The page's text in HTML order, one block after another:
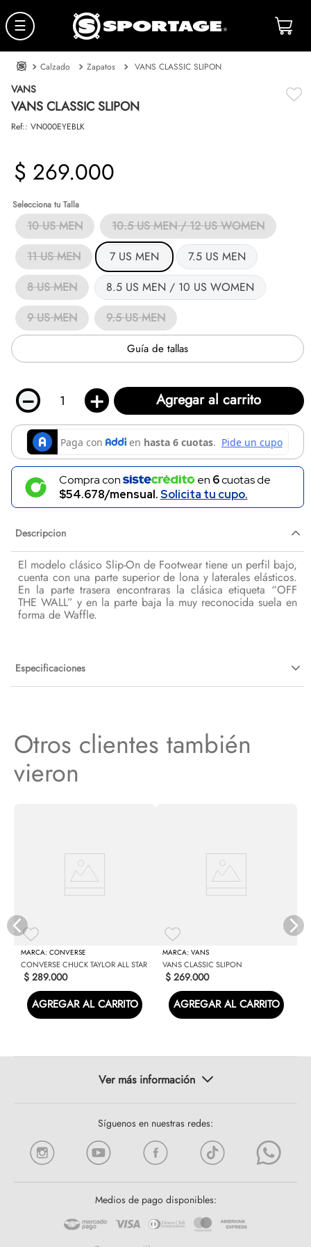
☰
Calzado Zapatos VANS CLASSIC SLIPON
VANS
VANS CLASSIC SLIPON
Ref:: VN000EYEBLK
$ 269.000
Talla
10 US MEN
10.5 US MEN / 12 US WOMEN
11 US MEN
7 US MEN
7.5 US MEN
8 US MEN
8.5 US MEN / 10 US WOMEN
9 US MEN
9.5 US MEN
Guía de tallas
＋
－ Agregar al carrito
Compra con en 6cuotas de
$54.678/mensual.Solicita tu cupo.
Descripcion
El modelo clásico Slip-On de Footwear tiene un perfil bajo,
cuenta con una parte superior de lona y laterales elásticos.
En la parte trasera encontraras la clásica etiqueta “OFF
THE WALL” y en la parte baja la muy reconocida suela en
forma de Waffle.
Especificaciones
Otros clientes también
vieron
CONVERSE
CONVERSE CHUCK TAYLOR ALL STAR
$ 289.000
AGREGAR AL CARRITO
VANS
VANS CLASSIC SLIPON
$ 269.000
AGREGAR AL CARRITO
Síguenos en nuestras redes:
Medios de pago disponibles: